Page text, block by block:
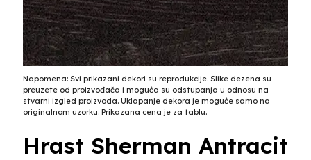
Napomena: Svi prikazani dekori su reprodukcije. Slike dezena su
preuzete od proizvođača i moguća su odstupanja u odnosu na
stvarni izgled proizvoda. Uklapanje dekora je moguće samo na
originalnom uzorku. Prikazana cena je za tablu.
Hrast Sherman Antracit